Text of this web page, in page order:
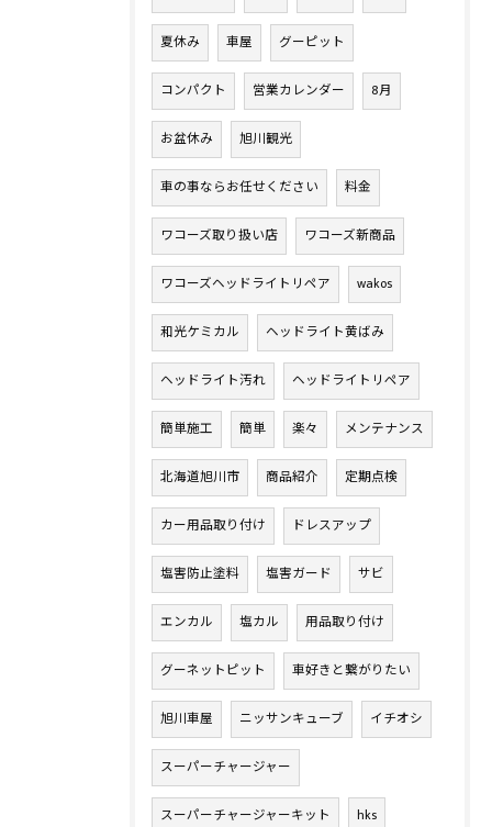
夏休み 車屋 グーピット
コンパクト 営業カレンダー 8月
お盆休み 旭川観光
車の事ならお任せください 料金
ワコーズ取り扱い店 ワコーズ新商品
ワコーズヘッドライトリペア wakos
和光ケミカル ヘッドライト黄ばみ
ヘッドライト汚れ ヘッドライトリペア
簡単施工 簡単 楽々 メンテナンス
北海道旭川市 商品紹介 定期点検
カー用品取り付け ドレスアップ
塩害防止塗料 塩害ガード サビ
エンカル 塩カル 用品取り付け
グーネットピット 車好きと繋がりたい
旭川車屋 ニッサンキューブ イチオシ
スーパーチャージャー
スーパーチャージャーキット hks